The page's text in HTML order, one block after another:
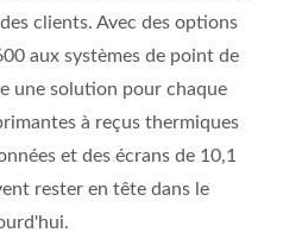
clients. Avec des options
aux systèmes de point de
une solution pour chaque
à reçus thermiques
et des écrans de 10,1
rester en tête dans le